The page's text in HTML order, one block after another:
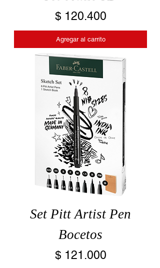
Precio
$ 120.400
Agregar al carrito
Set Pitt Artist Pen
Bocetos
Precio
$ 121.000